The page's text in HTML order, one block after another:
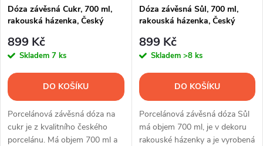
Dóza závěsná Cukr, 700 ml,
rakouská házenka, Český
899 Kč
Skladem 7 ks
DO KOŠÍKU
Porcelánová závěsná dóza na
cukr je z kvalitního českého
porcelánu. Má objem 700 ml a
Dóza závěsná Sůl, 700 ml,
rakouská házenka, Český
899 Kč
Skladem >8 ks
DO KOŠÍKU
Porcelánová závěsná dóza Sůl
má objem 700 ml, je v dekoru
rakouské házenky a je vyrobená